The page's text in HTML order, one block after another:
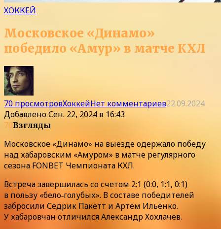
ХОККЕЙ
Московское «Динамо»
победило «Амур» в матче КХЛ
70 просмотровХоккейНет комментариев22.09.2024
ДобавленоСен. 22, 2024 в 16:43
70Взгляды
Московское «Динамо» на выезде одержало победу
над хабаровским «Амуром» в матче регулярного
сезона FONBET Чемпионата КХЛ.
Встреча завершилась со счетом 2:1 (0:0, 1:1, 0:1)
в пользу «бело‑голубых». В составе победителей
забросили Седрик Пакетт и Артем Ильенко.
У хабаровчан отличился Александр Хохлачев.